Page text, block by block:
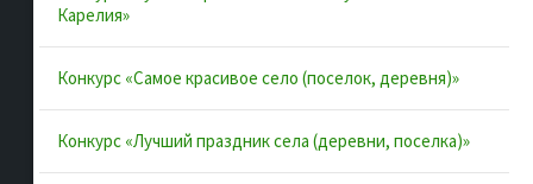
Полезные ссылки
Интернет-портал Республики Карелия
Инициативы Карелии
Карелия»
Конкурс «Самое красивое село (поселок, деревня)»
Конкурс «Лучший праздник села (деревни, поселка)»